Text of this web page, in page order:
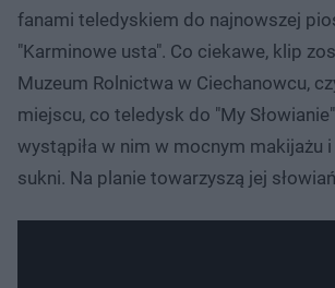
fanami teledyskiem do najnowszej
"Karminowe usta". Co ciekawe, klip
Muzeum Rolnictwa w Ciechanowcu,
miejscu, co teledysk do "My
wystąpiła w nim w mocnym makijażu
sukni. Na planie towarzyszą jej